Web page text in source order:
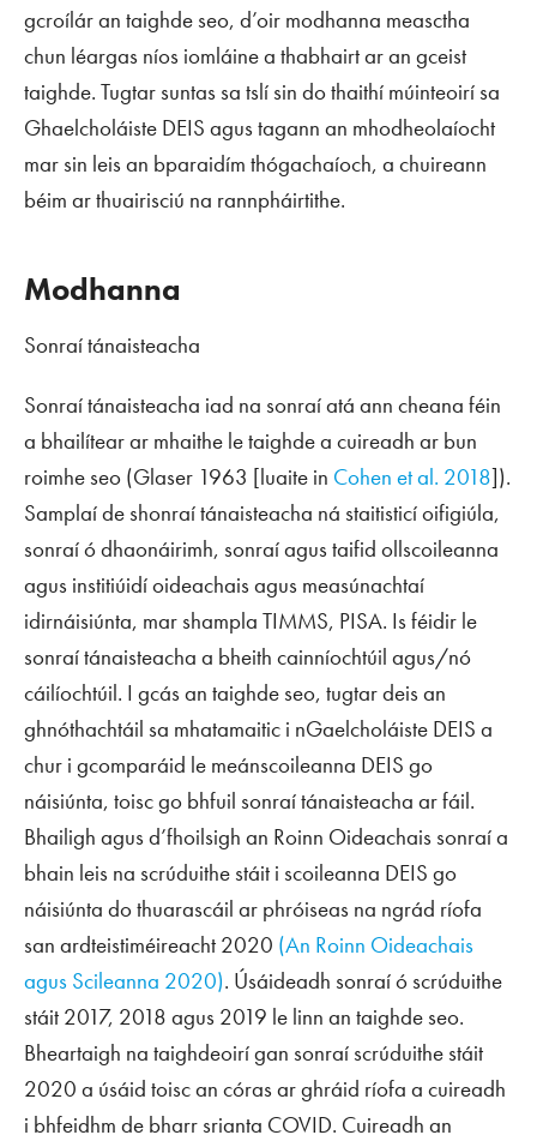
gcroílár an taighde seo, d’oir modhanna measctha
chun léargas níos iomláine a thabhairt ar an gceist
taighde. Tugtar suntas sa tslí sin do thaithí múinteoirí sa
Ghaelcholáiste DEIS agus tagann an mhodheolaíocht
mar sin leis an bparaidím thógachaíoch, a chuireann
béim ar thuairisciú na rannpháirtithe.
Modhanna
Sonraí tánaisteacha
Sonraí tánaisteacha iad na sonraí atá ann cheana féin
a bhailítear ar mhaithe le taighde a cuireadh ar bun
roimhe seo (Glaser 1963 [luaite in Cohen et al. 2018]).
Samplaí de shonraí tánaisteacha ná staitisticí oifigiúla,
sonraí ó dhaonáirimh, sonraí agus taifid ollscoileanna
agus institiúidí oideachais agus measúnachtaí
idirnáisiúnta, mar shampla TIMMS, PISA. Is féidir le
sonraí tánaisteacha a bheith cainníochtúil agus/nó
cáilíochtúil. I gcás an taighde seo, tugtar deis an
ghnóthachtáil sa mhatamaitic i nGaelcholáiste DEIS a
chur i gcomparáid le meánscoileanna DEIS go
náisiúnta, toisc go bhfuil sonraí tánaisteacha ar fáil.
Bhailigh agus d’fhoilsigh an Roinn Oideachais sonraí a
bhain leis na scrúduithe stáit i scoileanna DEIS go
náisiúnta do thuarascáil ar phróiseas na ngrád ríofa
san ardteistiméireacht 2020 (An Roinn Oideachais
agus Scileanna 2020). Úsáideadh sonraí ó scrúduithe
stáit 2017, 2018 agus 2019 le linn an taighde seo.
Bheartaigh na taighdeoirí gan sonraí scrúduithe stáit
2020 a úsáid toisc an córas ar ghráid ríofa a cuireadh
i bhfeidhm de bharr srianta COVID. Cuireadh an